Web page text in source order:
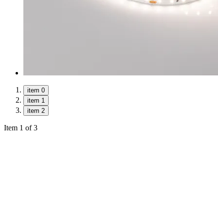
item 0
item 1
item 2
Item 1 of 3